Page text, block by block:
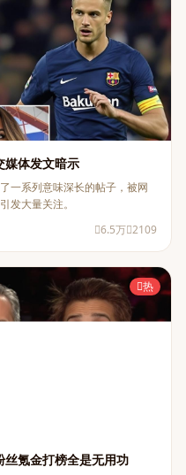
媒体发文暗示
一系列意味深长的帖子，被网
发大量关注。
6.5万 2109
热
氪金打榜全是无用功